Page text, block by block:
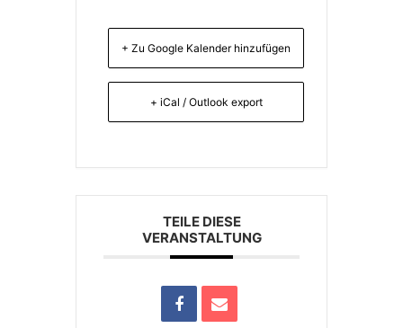
+ Zu Google Kalender hinzufügen
+ iCal / Outlook export
TEILE DIESE
VERANSTALTUNG